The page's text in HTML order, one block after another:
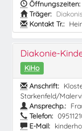
Öffnungszeiten:
Träger:
Kontakt Tr.:
Diakonie-
KiHo
Anschrift:
Starkenfeld/
Ansprechp.:
Telefon:
E-Mail: